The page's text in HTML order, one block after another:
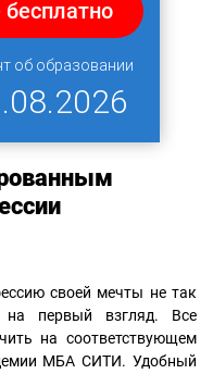
об образовании
своей мечты не так
первый взгляд. Все
на соответствующем
МБА СИТИ. Удобный